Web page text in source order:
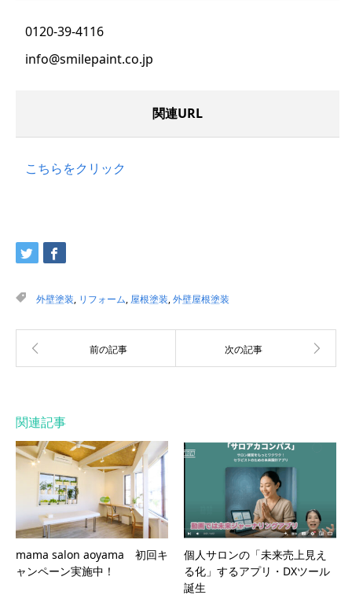
0120-39-4116
info@smilepaint.co.jp
関連URL
こちらをクリック
外壁塗装, リフォーム, 屋根塗装,外壁屋根塗装
関連記事
mama salon aoyama 初回キ
ャンペーン実施中！
個人サロンの「未来売上見え
る化」するアプリ・DXツール
誕生